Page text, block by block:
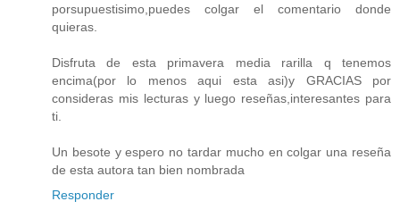
porsupuestisimo,puedes colgar el comentario donde
quieras.
Disfruta de esta primavera media rarilla q tenemos
encima(por lo menos aqui esta asi)y GRACIAS por
consideras mis lecturas y luego reseñas,interesantes para
ti.
Un besote y espero no tardar mucho en colgar una reseña
de esta autora tan bien nombrada
Responder